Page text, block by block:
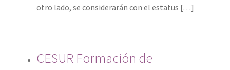
otro lado, se considerarán con el estatus […]
CESUR Formación de